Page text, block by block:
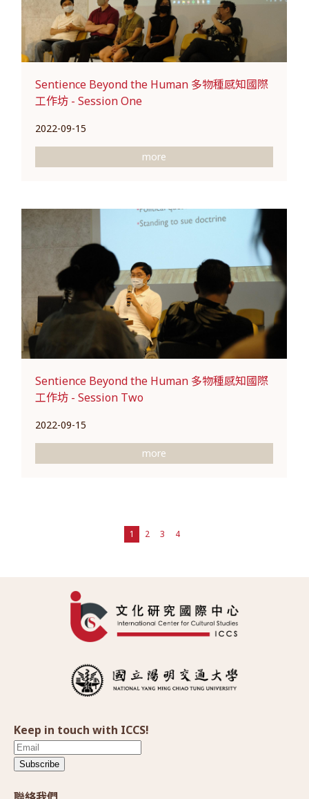
Sentience Beyond the Human 多物種感知國際
工作坊 - Session One
2022-09-15
more
Sentience Beyond the Human 多物種感知國際
工作坊 - Session Two
2022-09-15
more
1 2 3 4
Keep in touch with ICCS!
Subscribe